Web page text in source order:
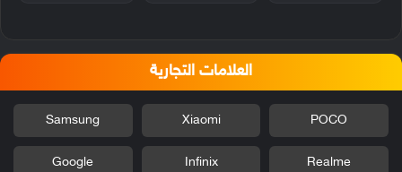
العلامات التجارية
POCO
Xiaomi
Samsung
Realme
Infinix
Google